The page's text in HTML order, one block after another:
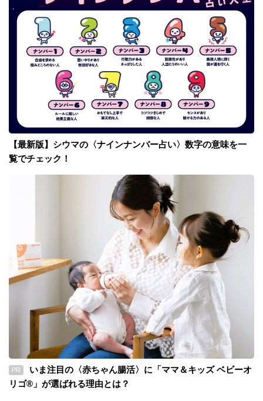
【最新版】シウマの〈ナインナンバー占い〉数字の意味を一
覧でチェック！
PR
いま注目の〈赤ちゃん腸活〉に「ママ＆キッズ ベビーオ
リゴ®」が選ばれる理由とは？